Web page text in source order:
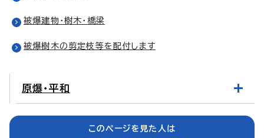
被爆建物・樹木・橋梁
被爆樹木の剪定枝等を配付します
原爆・平和
このページを見た人は